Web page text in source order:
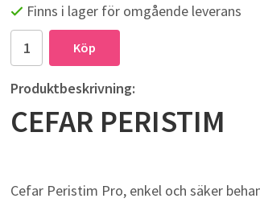
Finns i lager för omgående leverans
Köp
Produktbeskrivning:
CEFAR PERISTIM
Cefar Peristim Pro, enkel och säker